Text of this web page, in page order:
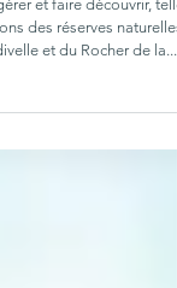
naturelles de La
de La
des réserves